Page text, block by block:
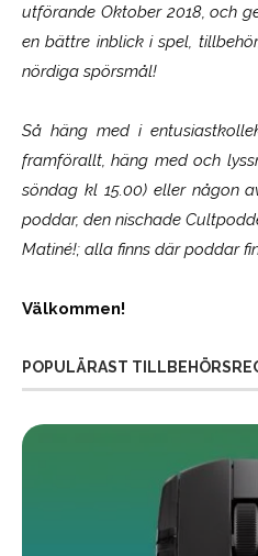
utförande Oktober 2018, och
en bättre inblick i spel,
nördiga spörsmål!
Så häng med i
framförallt, häng med och
söndag kl 15.00) eller någon
poddar, den nischade
Matiné!; alla finns där poddar
Välkommen!
POPULÄRAST